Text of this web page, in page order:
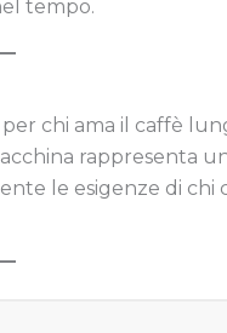
tempo.
chi ama il caffè
rappresenta
le esigenze di chi